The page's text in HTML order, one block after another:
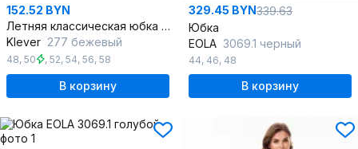
152.52 BYN
Летняя классическая юбка с клиньями на поясе
Klever 277 бежевый
48, 50 , 52, 54, 56, 58
В корзину
329.45 BYN339.63
Юбка
EOLA 3069.1 черный
44, 46, 48
В корзину